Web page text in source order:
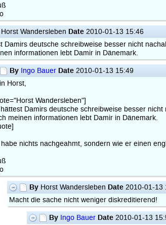
Horst Wandersleben Date 2010-01-13 15:46
Damirs deutsche schreibweise besser nicht
informationen lebt Damir in Dänemark.
By Ingo Bauer Date2010-01-13 15:49
Horst,
Wandersleben"]
Damirs deutsche schreibweise besser nicht
meinen informationen lebt Damir in Dänemark.
nichts nachgeahmt, sondern wie er einen
ByHorst Wandersleben Date2010-01-13
Macht die sache nicht weniger diskreditierend!
By Ingo Bauer Date2010-01-13